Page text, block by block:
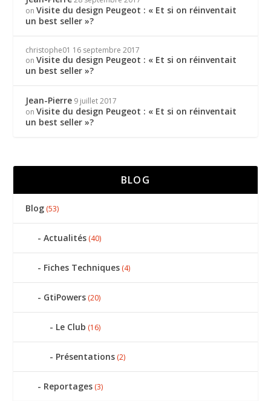
onVisite du design Peugeot : « Et si on réinventait
un best seller »?
christophe01 16 septembre 2017
onVisite du design Peugeot : « Et si on réinventait
un best seller »?
Jean-Pierre 9 juillet 2017
onVisite du design Peugeot : « Et si on réinventait
un best seller »?
BLOG
Blog (53)
Actualités (40)
Fiches Techniques (4)
GtiPowers (20)
Le Club (16)
Présentations (2)
Reportages (3)